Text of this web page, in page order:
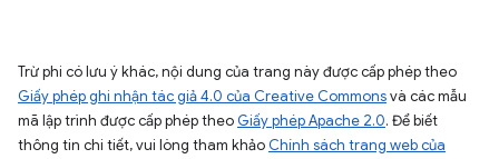
Trừ phi có lưu ý khác, nội dung của trang này được cấp phép theo
Giấy phép ghi nhận tác giả 4.0 của Creative Commonsvà các mẫu
mã lập trình được cấp phép theo Giấy phép Apache 2.0. Để biết
thông tin chi tiết, vui lòng tham khảo Chính sách trang web của